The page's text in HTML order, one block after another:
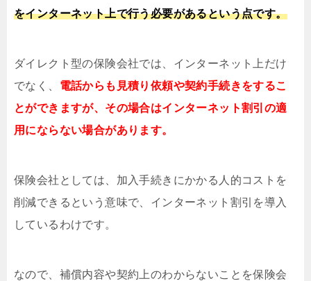
をインターネット上で行う必要があるという点です。
ダイレクト型の保険会社では、インターネット上だけ
でなく、 電話からも見積り依頼や契約手続きをするこ
とができますが、その場合はインターネット割引の適
用にならない場合があります。
保険会社としては、加入手続きにかかる人的コストを
削減できるという意味で、インターネット割引を導入
しているわけです。
なので、補償内容や契約上のわからないことを保険会